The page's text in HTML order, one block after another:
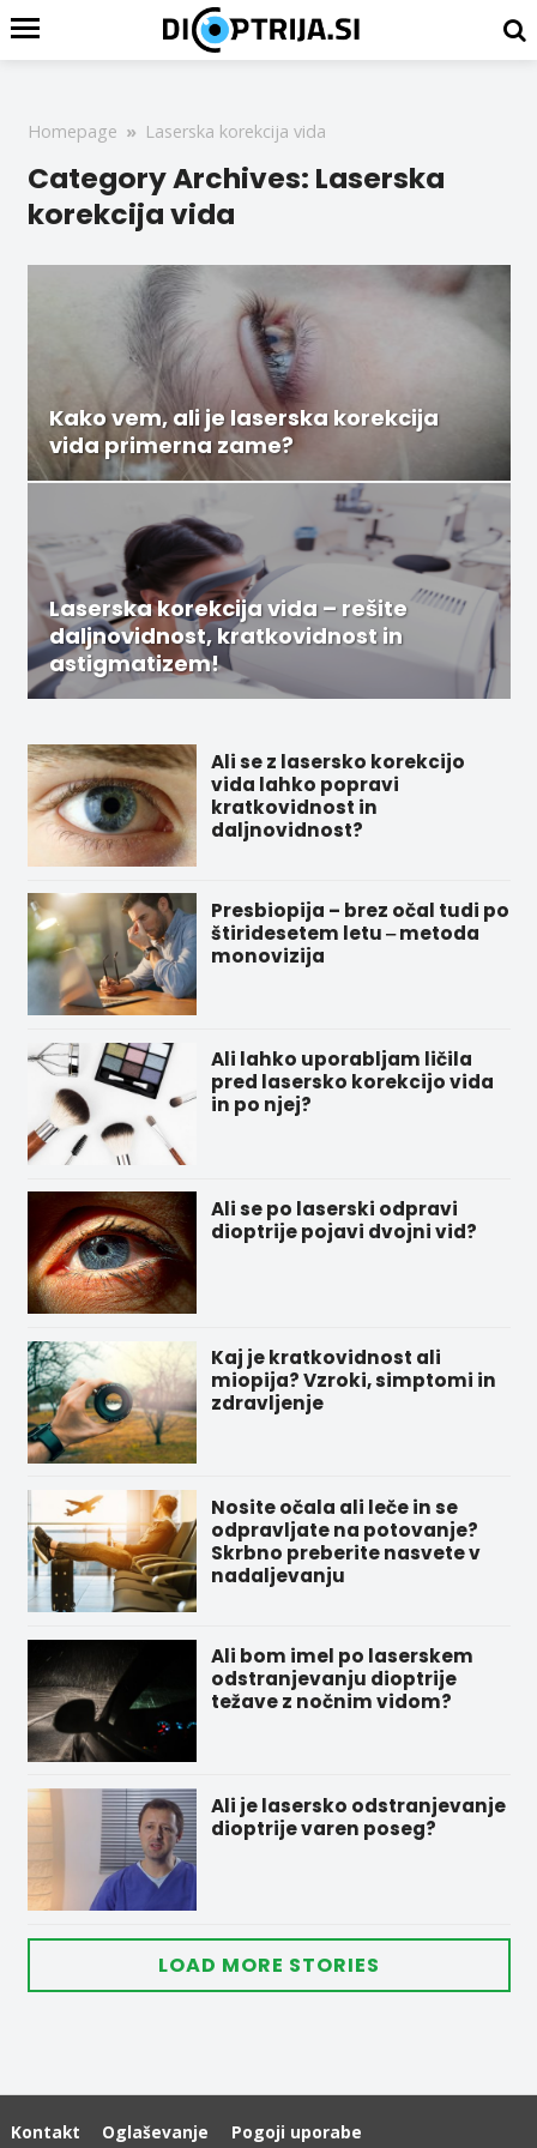
Homepage » Laserska korekcija vida
Category Archives: Laserska
korekcija vida
Kako vem, ali je laserska korekcija
vida primerna zame?
Laserska korekcija vida – rešite
daljnovidnost, kratkovidnost in
astigmatizem!
Ali se z lasersko korekcijo
vida lahko popravi
kratkovidnost in
daljnovidnost?
Presbiopija – brez očal tudi po
štiridesetem letu ‒ metoda
monovizija
Ali lahko uporabljam ličila
pred lasersko korekcijo vida
in po njej?
Ali se po laserski odpravi
dioptrije pojavi dvojni vid?
Kaj je kratkovidnost ali
miopija? Vzroki, simptomi in
zdravljenje
Nosite očala ali leče in se
odpravljate na potovanje?
Skrbno preberite nasvete v
nadaljevanju
Ali bom imel po laserskem
odstranjevanju dioptrije
težave z nočnim vidom?
Ali je lasersko odstranjevanje
dioptrije varen poseg?
LOAD MORE STORIES
Kontakt Oglaševanje Pogoji uporabe